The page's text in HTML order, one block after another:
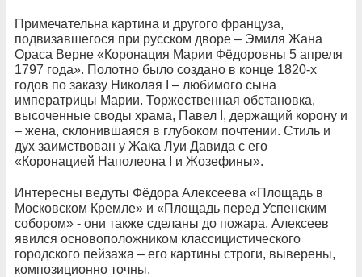
Примечательна картина и другого француза,
подвизавшегося при русском дворе – Эмиля Жана
Ораса Верне «Коронация Марии Фёдоровны 5 апреля
1797 года». Полотно было создано в конце 1820-х
годов по заказу Николая I – любимого сына
императрицы Марии. Торжественная обстановка,
высоченные своды храма, Павел I, держащий корону и
– жена, склонившаяся в глубоком почтении. Стиль и
дух заимствован у Жака Луи Давида с его
«Коронацией Наполеона I и Жозефины».
Интересны ведуты Фёдора Алексеева «Площадь в
Московском Кремле» и «Площадь перед Успенским
собором» - они также сделаны до пожара. Алексеев
явился основоположником классицистического
городского пейзажа – его картины строги, выверены,
композиционно точны.